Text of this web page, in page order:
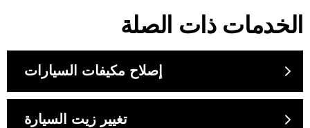
الخدمات ذات الصلة
إصلاح مكيفات السيارات
تغيير زيت السيارة